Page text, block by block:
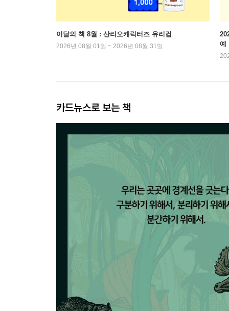
이달의 책 8월 : 산리오캐릭터즈 유리컵
2026년 08월 01일 ~ 2026년 08월 31일
예
카드뉴스로 보는 책